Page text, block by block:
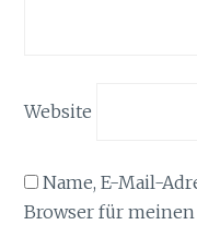
Website
Name, E-Mail-
Browser für